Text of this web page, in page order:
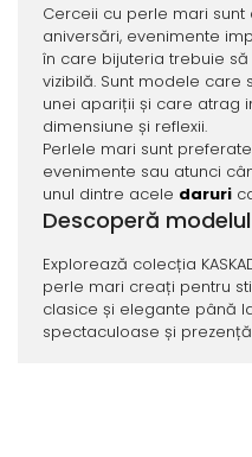
Cerceii cu perle mari
aniversări, evenimente
în care bijuteria trebuie
vizibilă. Sunt modele care
unei apariții și care atrag
dimensiune și reflexii.
Perlele mari sunt
evenimente sau atunci
unul dintre acele daruri
Descoperă
Explorează colecția
perle mari creați pentru
clasice și elegante până
spectaculoase și